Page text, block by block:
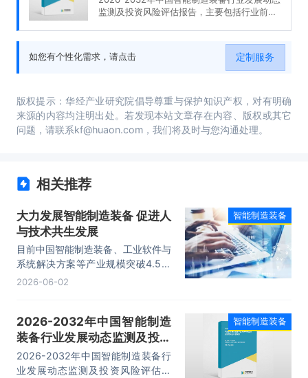
监测及投资风险评估报告，主要包括行业前景
如您有个性化需求，请点击
定制服务
版权提示：华经产业研究院倡导尊重与保护知识产权，对有明确
来源的内容均注明出处。若发现本站文章存在内容、版权或其它
问题，请联系kf@huaon.com，我们将及时与您沟通处理。
相关推荐
大力发展智能制造装备 促进人
与技术共生发展
目前中国智能制造装备、工业软件与
系统解决方案等产业规模突破4.5万
亿元，部分领域实现由“跟跑”向“并
2026-06-02
智能制造装备
2026-2032年中国智能制造
装备行业发展动态监测及投资
风险评估报告
2026-2032年中国智能制造装备行
业发展动态监测及投资风险评估报
智能制造装备